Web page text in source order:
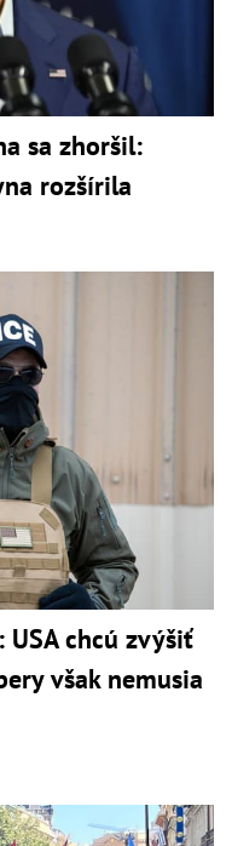
sa zhoršil:
rozšírila
USA chcú zvýšiť
však nemusia